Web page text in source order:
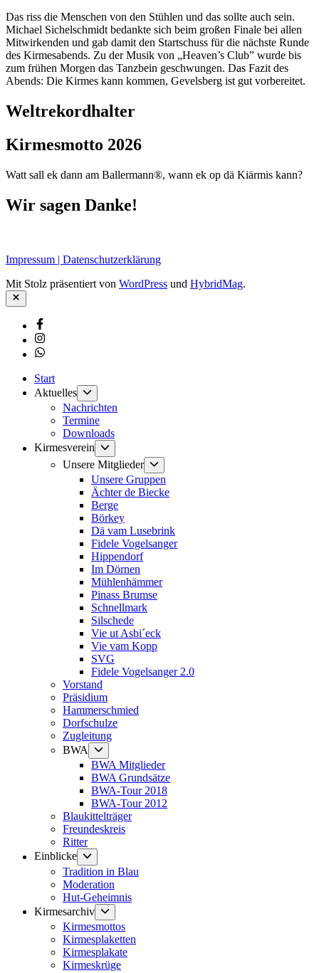
Das riss die Menschen von den Stühlen und das sollte auch sein.
Michael Sichelschmidt bedankte sich beim großen Finale bei allen
Mitwirkenden und gab damit den Startschuss für die nächste Runde
des Kirmesabends. Zu der Musik von „Heaven’s Club” wurde bis
zum frühen Morgen das Tanzbein geschwungen. Das Fazit des
Abends: Die Kirmes kann kommen, Gevelsberg ist gut vorbereitet.
Weltrekordhalter
Kirmesmotto 2026
Watt sall ek dann am Ballermann®, wann ek op dä Kiärmis kann?
Wir sagen Danke!
Impressum | Datenschutzerklärung
Mit Stolz präsentiert von WordPress und HybridMag.
Schließen
Facebook
Instagram
Whatsapp
Start
Aktuelles
anzeigen
Nachrichten
Termine
Downloads
Kirmesverein
Untermenü
anzeigen
Unsere Mitglieder
anzeigen
Unsere Gruppen
Ächter de Biecke
Berge
Börkey
Dä vam Lusebrink
Fidele Vogelsanger
Hippendorf
Im Dörnen
Mühlenhämmer
Pinass Brumse
Schnellmark
Silschede
Vie ut Asbi´eck
Vie vam Kopp
SVG
Fidele Vogelsanger 2.0
Vorstand
Präsidium
Hammerschmied
Dorfschulze
Zugleitung
BWA
anzeigen
BWA Mitglieder
BWA Grundsätze
BWA-Tour 2018
BWA-Tour 2012
Blaukittelträger
Freundeskreis
Ritter
Einblicke
Untermenü
anzeigen
Tradition in Blau
Moderation
Hut-Geheimnis
Kirmesarchiv
anzeigen
Kirmesmottos
Kirmesplaketten
Kirmesplakate
Kirmeskrüge